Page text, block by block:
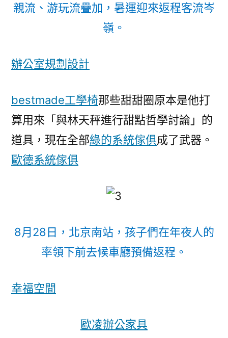
親流、游玩流疊加，暑運迎來返程客流岑
嶺。
辦公室規劃設計
bestmade工學椅那些甜甜圈原本是他打
算用來「與林天秤進行甜點哲學討論」的
道具，現在全部綠的系統傢俱成了武器。
歐德系統傢俱
8月28日，北京南站，孩子們在年夜人的
率領下前去候車廳預備返程。
幸福空間
歐凌辦公家具